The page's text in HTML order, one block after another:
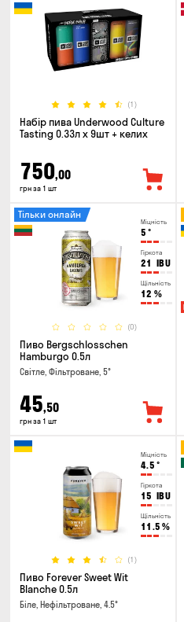
(1)
Набір пива Underwood Culture
Tasting 0.33л x 9шт + келих
750,00
грн за 1 шт
Міцність
5 °
Гіркота
21 IBU
Щільність
12 %
(0)
Тільки онлайн
Пиво Bergschlosschen
Hamburgo 0.5л
Світле, Фільтроване, 5°
45,50
грн за 1 шт
Міцність
4.5 °
Гіркота
15 IBU
Щільність
11.5 %
(1)
Пиво Forever Sweet Wit
Blanche 0.5л
Біле, Нефільтроване, 4.5°